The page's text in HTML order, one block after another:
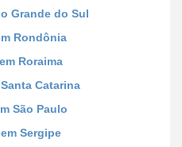
Grande do Sul
Rondônia
Roraima
Catarina
São Paulo
Sergipe